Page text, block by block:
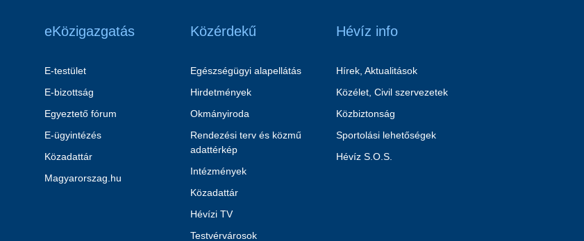
eKözigazgatás
E-testület
E-bizottság
Egyeztető fórum
E-ügyintézés
Közadattár
Magyarorszag.hu
Közérdekű
Egészségügyi alapellátás
Hirdetmények
Okmányiroda
Rendezési terv és közmű
adattérkép
Intézmények
Közadattár
Hévízi TV
Testvérvárosok
Hévíz info
Hírek, Aktualitások
Közélet, Civil szervezetek
Közbiztonság
Sportolási lehetőségek
Hévíz S.O.S.